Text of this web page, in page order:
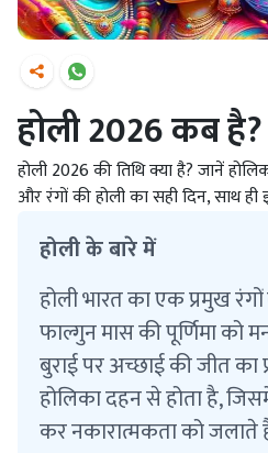
होली 2026 कब है?
होली 2026 की तिथि क्या है? जानें
और रंगों की होली का सही दिन, साथ
होली के बारे में
होली भारत का एक प्रमुख
फाल्गुन मास की पूर्णिमा को
बुराई पर अच्छाई की जीत का
होलिका दहन से होता है,
कर नकारात्मकता को जलाते